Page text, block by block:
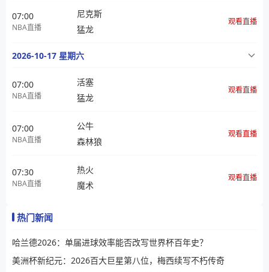
07:00
NBA直播
尼克斯
猛龙
观看直播
2026-10-17 星期六
07:00
NBA直播
活塞
猛龙
观看直播
07:00
NBA直播
公牛
森林狼
观看直播
07:30
NBA直播
热火
魔术
观看直播
热门新闻
哈兰德2026：单届进球效率能否改写世界杯百年史？
美洲杯新纪元：2026百大巨星第八位，梅西续写不朽传奇